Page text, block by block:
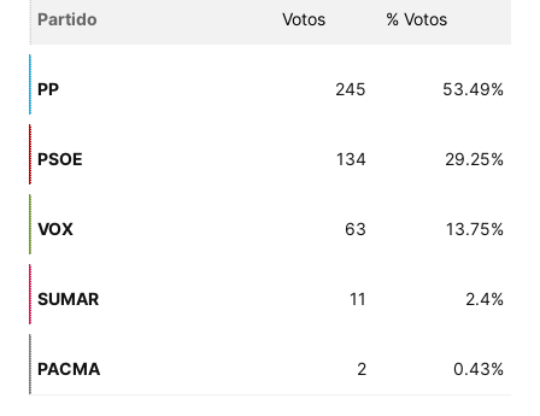
Partido Votos % Votos
PP 245 53.49%
PSOE 134 29.25%
VOX 63 13.75%
SUMAR 11 2.4%
PACMA 2 0.43%